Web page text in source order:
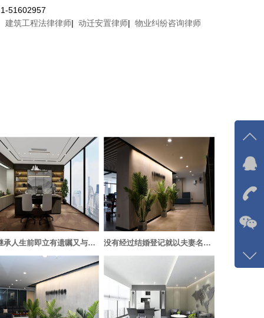
51602957
建筑工程法律律师| 动迁安置律师| 物业纠纷咨询律师
被继承人生前即立有遗嘱又与他人订有遗赠抚养协议的应当怎样处理？ 没有经过结婚登记就以夫妻名义长期共同生活的男女，相互是否有继承权？
在线
我
133-